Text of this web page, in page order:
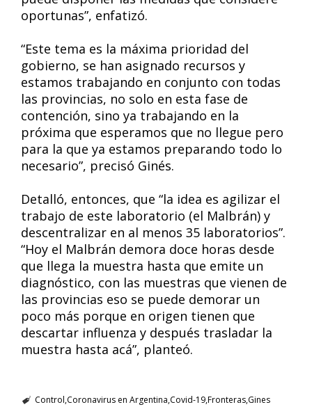
oportunas”, enfatizó.
“Este tema es la máxima prioridad del
gobierno, se han asignado recursos y
estamos trabajando en conjunto con todas
las provincias, no solo en esta fase de
contención, sino ya trabajando en la
próxima que esperamos que no llegue pero
para la que ya estamos preparando todo lo
necesario”, precisó Ginés.
Detalló, entonces, que “la idea es agilizar el
trabajo de este laboratorio (el Malbrán) y
descentralizar en al menos 35 laboratorios”.
“Hoy el Malbrán demora doce horas desde
que llega la muestra hasta que emite un
diagnóstico, con las muestras que vienen de
las provincias eso se puede demorar un
poco más porque en origen tienen que
descartar influenza y después trasladar la
muestra hasta acá”, planteó.
Control Coronavirus en Argentina Covid-19FronterasGines